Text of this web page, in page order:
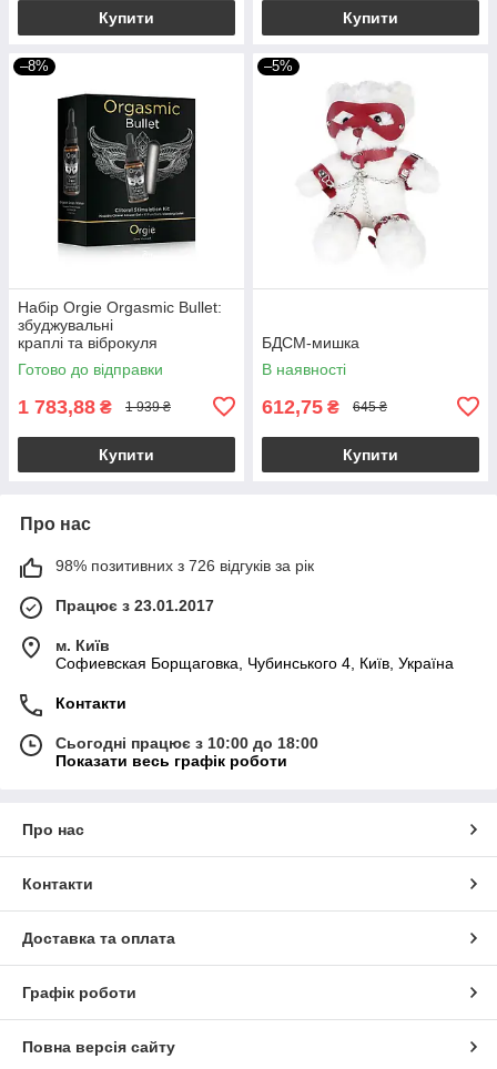
Купити Купити
–8%
Набір Orgie Orgasmic Bullet:
збуджувальні
краплі та віброкуля
Готово до відправки
1 783,88 ₴ 1 939 ₴
Купити
–5%
БДСМ-мишка
В наявності
612,75 ₴ 645 ₴
Купити
Про нас
98% позитивних з 726 відгуків за рік
Працює з 23.01.2017
м. Київ
Софиевская Борщаговка, Чубинського 4, Київ, Україна
Контакти
Сьогодні працює з 10:00 до 18:00
Показати весь графік роботи
Про нас
Контакти
Доставка та оплата
Графік роботи
Повна версія сайту